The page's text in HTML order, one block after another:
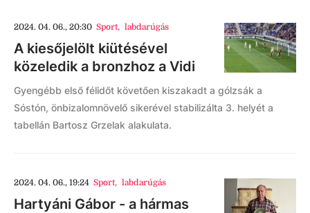
2024. 04. 06., 20:30 Sport, labdarúgás
A kiesőjelölt kiütésével
közeledik a bronzhoz a Vidi
Gyengébb első félidőt követően kiszakadt a gólzsák a
Sóstón, önbizalomnövelő sikerével stabilizálta 3. helyét a
tabellán Bartosz Grzelak alakulata.
2024. 04. 06., 19:24 Sport, labdarúgás
Hartyáni Gábor - a hármas